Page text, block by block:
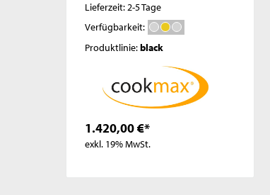
Lieferzeit: 2-5 Tage
Verfügbarkeit:
Produktlinie:black
1.420,00 €*
exkl. 19% MwSt.